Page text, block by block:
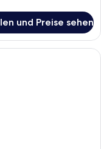
und Preise sehen
mit einem Bett,